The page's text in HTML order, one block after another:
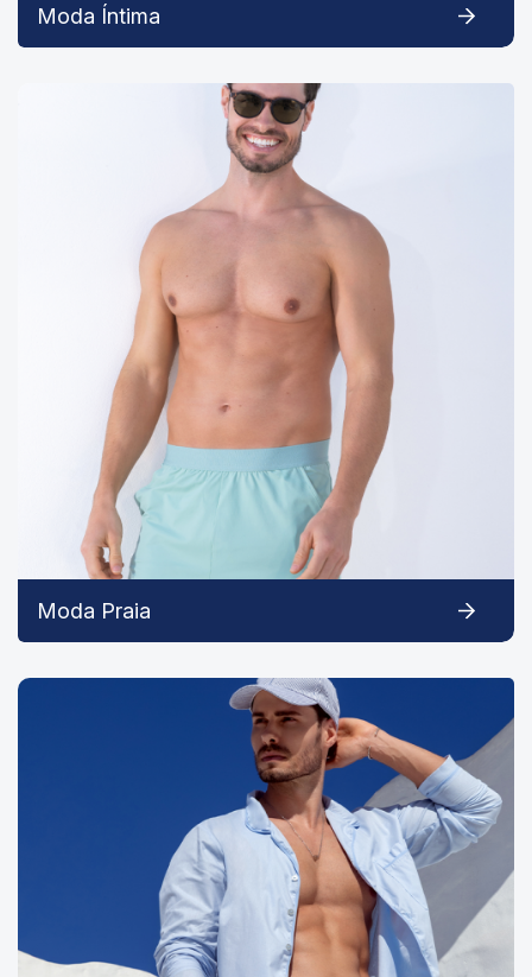
Moda Íntima
Moda Praia